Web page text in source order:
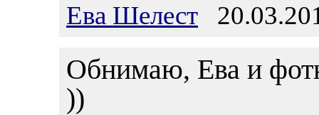
Ева Шелест
Обнимаю, Ева и
))